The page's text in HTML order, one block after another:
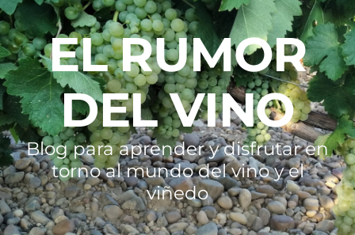
EL RUMOR
DEL VINO
Blog para aprender y disfrutar en
torno al mundo del vino y el
viñedo